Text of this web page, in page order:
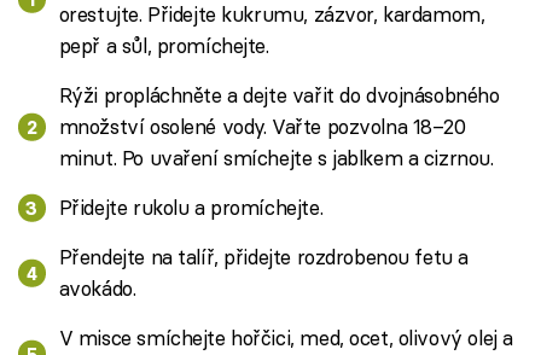
orestujte. Přidejte kukrumu, zázvor, kardamom,
pepř a sůl, promíchejte.
Rýži propláchněte a dejte vařit do dvojnásobného
množství osolené vody. Vařte pozvolna 18–20
minut. Po uvaření smíchejte s jablkem a cizrnou.
Přidejte rukolu a promíchejte.
Přendejte na talíř, přidejte rozdrobenou fetu a
avokádo.
V misce smíchejte hořčici, med, ocet, olivový olej a